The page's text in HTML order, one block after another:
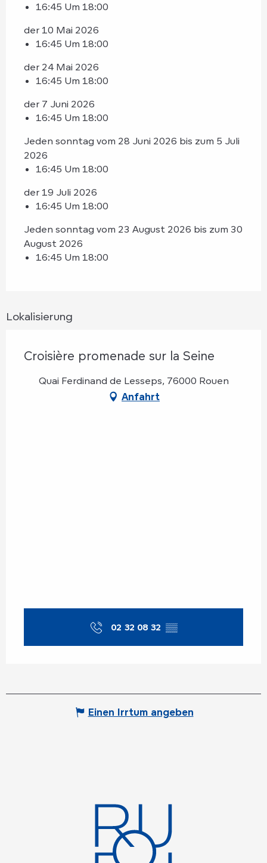
16:45 Um 18:00
der 10 Mai 2026
16:45 Um 18:00
der 24 Mai 2026
16:45 Um 18:00
der 7 Juni 2026
16:45 Um 18:00
Jeden sonntag vom 28 Juni 2026 bis zum 5 Juli
2026
16:45 Um 18:00
der 19 Juli 2026
16:45 Um 18:00
Jeden sonntag vom 23 August 2026 bis zum 30
August 2026
16:45 Um 18:00
Lokalisierung
Croisière promenade sur la Seine
Quai Ferdinand de Lesseps, 76000 Rouen
Anfahrt
02 32 08 32 ▒▒
Einen Irrtum angeben